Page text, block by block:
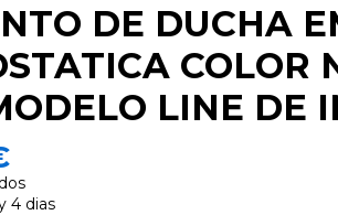
DE DUCHA
COLOR
LINE DE
4 dias